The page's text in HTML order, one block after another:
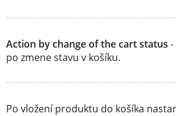
Action by change of the cart status
po zmene stavu v košíku.
Po vložení produktu do košíka